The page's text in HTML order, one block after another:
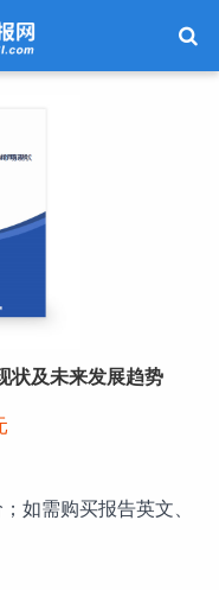
状及未来发展趋势
如需购买报告英文、